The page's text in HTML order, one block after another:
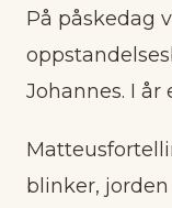
På påskedag
Johannes. I år
blinker,